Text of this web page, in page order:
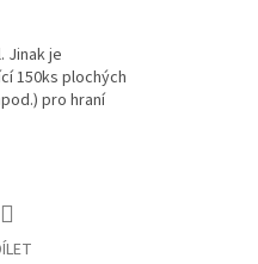
Jinak je
150ks plochých
pro hraní